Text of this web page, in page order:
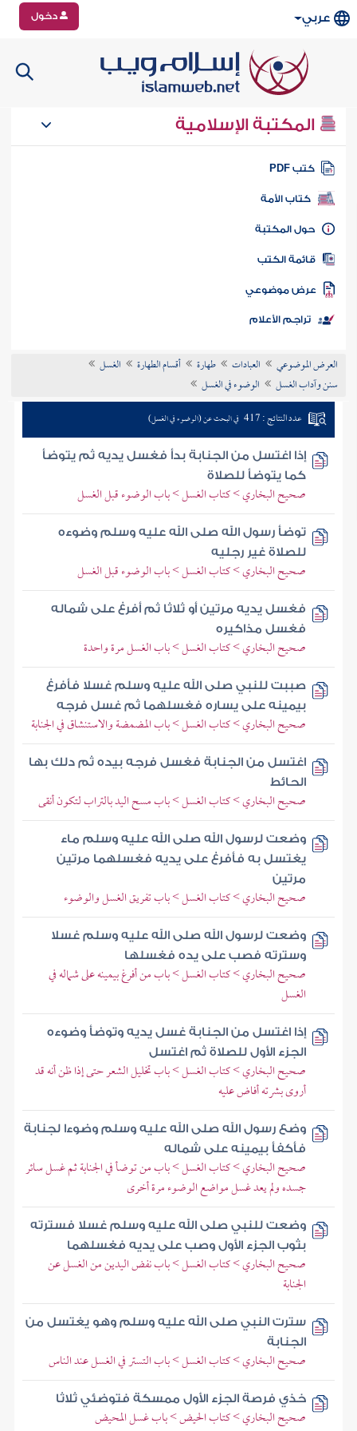
عربي دخول
المكتبة الإسلامية
كتب PDF
كتاب الأمة
المكتبة
الكتب
موضوعي
تراجم الأعلام
العرض الموضوعي العبادات طهارة أقسام الطهارة
الغسل
سنن وآداب الغسل
الوضوء في الغسل
عدد النتائج : 417 في البحث عن (الوضوء في الغسل)
إذا اغتسل من الجنابة بدأ فغسل يديه ثم يتوضأ
كما يتوضأ للصلاة
صحيح البخاري > كتاب الغسل > باب الوضوء قبل الغسل
توضأ رسول الله صلى الله عليه وسلم وضوءه
للصلاة غير رجليه
صحيح البخاري > كتاب الغسل > باب الوضوء قبل الغسل
فغسل يديه مرتين أو ثلاثا ثم أفرغ على شماله
فغسل مذاكيره
صحيح البخاري > كتاب الغسل > باب الغسل مرة واحدة
صببت للنبي صلى الله عليه وسلم غسلا فأفرغ
بيمينه على يساره فغسلهما ثم غسل فرجه
صحيح البخاري > كتاب الغسل > باب المضمضة والاستنشاق في الجنابة
اغتسل من الجنابة فغسل فرجه بيده ثم دلك بها
الحائط
صحيح البخاري > كتاب الغسل > باب مسح اليد بالتراب لتكون أنقى
وضعت لرسول الله صلى الله عليه وسلم ماء
يغتسل به فأفرغ على يديه فغسلهما مرتين
مرتين
صحيح البخاري > كتاب الغسل > باب تفريق الغسل والوضوء
وضعت لرسول الله صلى الله عليه وسلم غسلا
وسترته فصب على يده فغسلها
صحيح البخاري > كتاب الغسل > باب من أفرغ بيمينه على شماله في
الغسل
إذا اغتسل من الجنابة غسل يديه وتوضأ وضوءه
الجزء الأول للصلاة ثم اغتسل
صحيح البخاري > كتاب الغسل > باب تخليل الشعر حتى إذا ظن أنه قد
أروى بشرته أفاض عليه
وضع رسول الله صلى الله عليه وسلم وضوءا لجنابة
فأكفأ بيمينه على شماله
صحيح البخاري > كتاب الغسل > باب من توضأ في الجنابة ثم غسل سائر
جسده ولم يعد غسل مواضع الوضوء مرة أخرى
وضعت للنبي صلى الله عليه وسلم غسلا فسترته
بثوب الجزء الأول وصب على يديه فغسلهما
صحيح البخاري > كتاب الغسل > باب نفض اليدين من الغسل عن
الجنابة
سترت النبي صلى الله عليه وسلم وهو يغتسل من
الجنابة
صحيح البخاري > كتاب الغسل > باب التستر في الغسل عند الناس
خذي فرصة الجزء الأول ممسكة فتوضئي ثلاثا
صحيح البخاري > كتاب الحيض > باب غسل المحيض